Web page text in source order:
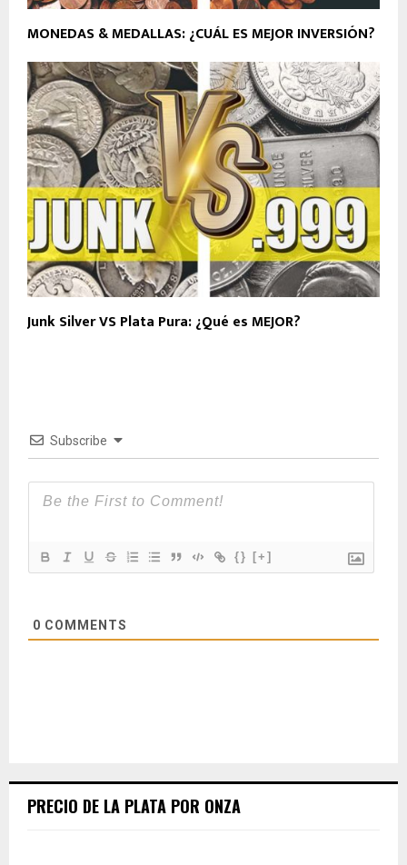
MONEDAS & MEDALLAS: ¿CUÁL ES MEJOR INVERSIÓN?
Junk Silver VS Plata Pura: ¿Qué es MEJOR?
Subscribe
{} [+]
0 COMMENTS
PRECIO DE LA PLATA POR ONZA